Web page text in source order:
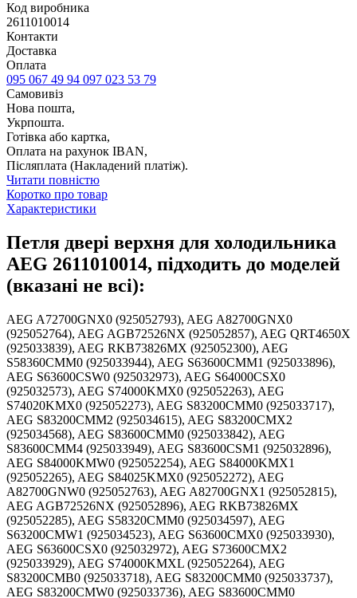
Код виробника
2611010014
Контакти
Доставка
Оплата
095 067 49 94 097 023 53 79
Самовивіз
Нова пошта,
Укрпошта.
Готівка або картка,
Оплата на рахунок IBAN,
Післяплата (Накладений платіж).
Читати повністю
Коротко про товар
Характеристики
Петля двері верхня для холодильника
AEG 2611010014, підходить до моделей
(вказані не всі):
AEG A72700GNX0 (925052793), AEG A82700GNX0
(925052764), AEG AGB72526NX (925052857), AEG QRT4650X
(925033839), AEG RKB73826MX (925052300), AEG
S58360CMM0 (925033944), AEG S63600CMM1 (925033896),
AEG S63600CSW0 (925032973), AEG S64000CSX0
(925032573), AEG S74000KMX0 (925052263), AEG
S74020KMX0 (925052273), AEG S83200CMM0 (925033717),
AEG S83200CMM2 (925034615), AEG S83200CMX2
(925034568), AEG S83600CMM0 (925033842), AEG
S83600CMM4 (925033949), AEG S83600CSM1 (925032896),
AEG S84000KMW0 (925052254), AEG S84000KMX1
(925052265), AEG S84025KMX0 (925052272), AEG
A82700GNW0 (925052763), AEG A82700GNX1 (925052815),
AEG AGB72526NX (925052896), AEG RKB73826MX
(925052285), AEG S58320CMM0 (925034597), AEG
S63200CMW1 (925034523), AEG S63600CMX0 (925033930),
AEG S63600CSX0 (925032972), AEG S73600CMX2
(925033929), AEG S74000KMXL (925052264), AEG
S83200CMB0 (925033718), AEG S83200CMM0 (925033737),
AEG S83200CMW0 (925033736), AEG S83600CMM0